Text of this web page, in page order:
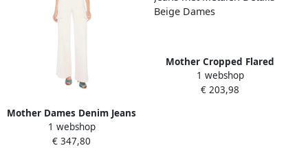
Mother Dames Denim Jeans
Beige Dames
1 webshop
€ 347,80
Mother Cropped Flared
Jeans met Metalen Details
Beige Dames
1 webshop
€ 203,98